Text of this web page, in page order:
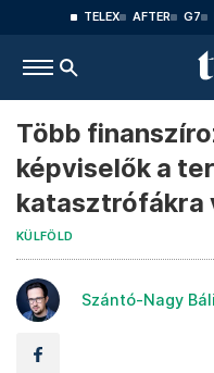
TELEX AFTER G7
Több
képviselők a
katasztrófákra
KÜLFÖLD
Szántó-Nagy